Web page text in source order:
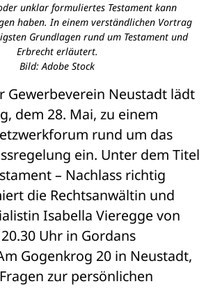
unklar formuliertes Testament kann
haben. In einem verständlichen Vortrag
Grundlagen rund um Testament und
Erbrecht erläutert.
Bild: Adobe Stock
Gewerbeverein Neustadt lädt
dem 28. Mai, zu einem
rund um das
ein. Unter dem Titel
– Nachlass richtig
die Rechtsanwältin und
Isabella Vieregge von
Uhr in Gordans
Gogenkrog 20 in Neustadt,
zur persönlichen